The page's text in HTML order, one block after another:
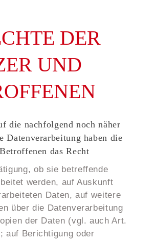
DER
UND
die nachfolgend noch näher
Datenverarbeitung haben die
das Recht
ob sie betreffende
werden, auf Auskunft
Daten, auf weitere
über die Datenverarbeitung
der Daten (vgl. auch Art.
auf Berichtigung oder